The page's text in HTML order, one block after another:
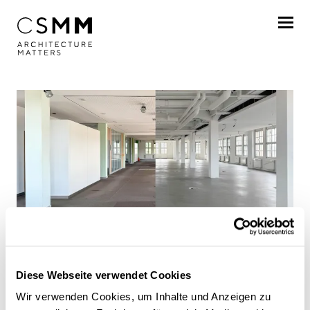
Diese Webseite verwendet Cookies
Wir verwenden Cookies, um Inhalte und Anzeigen zu
Profile
Services
Journal
Career
Locations
Relocation CSMM